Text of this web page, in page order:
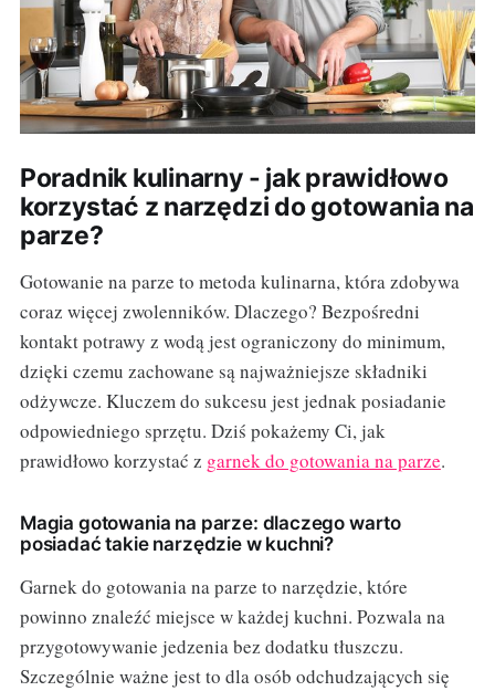
Poradnik kulinarny - jak prawidłowo
korzystać z narzędzi do gotowania na
parze?
Gotowanie na parze to metoda kulinarna, która zdobywa
coraz więcej zwolenników. Dlaczego? Bezpośredni
kontakt potrawy z wodą jest ograniczony do minimum,
dzięki czemu zachowane są najważniejsze składniki
odżywcze. Kluczem do sukcesu jest jednak posiadanie
odpowiedniego sprzętu. Dziś pokażemy Ci, jak
prawidłowo korzystać z garnek do gotowania na parze.
Magia gotowania na parze: dlaczego warto
posiadać takie narzędzie w kuchni?
Garnek do gotowania na parze to narzędzie, które
powinno znaleźć miejsce w każdej kuchni. Pozwala na
przygotowywanie jedzenia bez dodatku tłuszczu.
Szczególnie ważne jest to dla osób odchudzających się